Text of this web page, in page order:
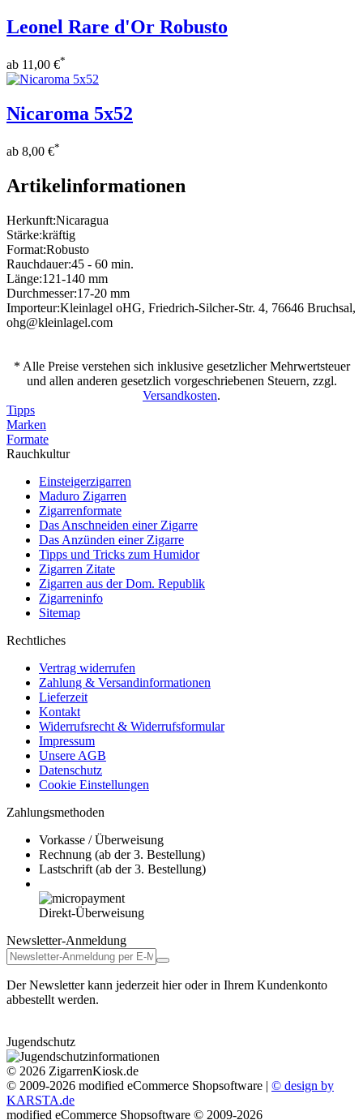
Leonel Rare d'Or Robusto
ab 11,00 €*
Nicaroma 5x52
ab 8,00 €*
Artikelinformationen
Herkunft:Nicaragua
Stärke:kräftig
Format:Robusto
Rauchdauer:45 - 60 min.
Länge:121-140 mm
Durchmesser:17-20 mm
Importeur:Kleinlagel oHG, Friedrich-Silcher-Str. 4, 76646 Bruchsal,
ohg@kleinlagel.com
* Alle Preise verstehen sich inklusive gesetzlicher Mehrwertsteuer
und allen anderen gesetzlich vorgeschriebenen Steuern, zzgl.
Versandkosten.
Tipps
Marken
Formate
Rauchkultur
Einsteigerzigarren
Maduro Zigarren
Zigarrenformate
Das Anschneiden einer Zigarre
Das Anzünden einer Zigarre
Tipps und Tricks zum Humidor
Zigarren Zitate
Zigarren aus der Dom. Republik
Zigarreninfo
Sitemap
Rechtliches
Vertrag widerrufen
Zahlung & Versandinformationen
Lieferzeit
Kontakt
Widerrufsrecht & Widerrufsformular
Impressum
Unsere AGB
Datenschutz
Cookie Einstellungen
Zahlungsmethoden
Vorkasse / Überweisung
Rechnung (ab der 3. Bestellung)
Lastschrift (ab der 3. Bestellung)
Direkt-Überweisung
Newsletter-Anmeldung
Der Newsletter kann jederzeit hier oder in Ihrem Kundenkonto
abbestellt werden.
Jugendschutz
© 2026 ZigarrenKiosk.de
© 2009-2026 modified eCommerce Shopsoftware | © design by
KARSTA.de
modified eCommerce Shopsoftware © 2009-2026